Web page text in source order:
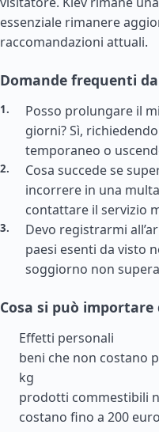
essenziale rimanere
raccomandazioni attuali.
Domande frequenti
Posso prolungare il
giorni? Sì,
temporaneo o
Cosa succede se
incorrere in una
contattare il servizio
Devo registrarmi
paesi esenti da visto
soggiorno non
Cosa si può importare
Effetti personali
beni che non costano
kg
prodotti commestibili
costano fino a 200 euro